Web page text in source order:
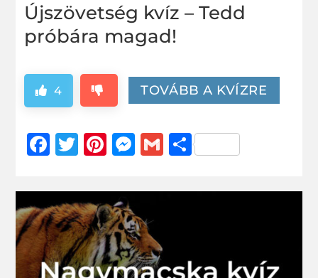
Újszövetség kvíz – Tedd
próbára magad!
4 TOVÁBB A KVÍZRE
Facebook
Twitter
Pinterest
Messenger
GmailOssza